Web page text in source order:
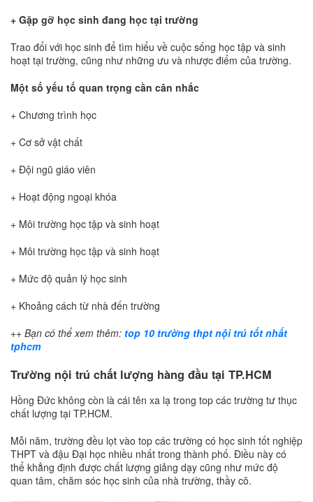
+ Gặp gỡ học sinh đang học tại trường
Trao đổi với học sinh để tìm hiểu về cuộc sống học tập và sinh
hoạt tại trường, cũng như những ưu và nhược điểm của trường.
Một số yếu tố quan trọng cần cân nhắc
+ Chương trình học
+ Cơ sở vật chất
+ Đội ngũ giáo viên
+ Hoạt động ngoại khóa
+ Môi trường học tập và sinh hoạt
+ Môi trường học tập và sinh hoạt
+ Mức độ quản lý học sinh
+ Khoảng cách từ nhà đến trường
++ Bạn có thể xem thêm: top 10 trường thpt nội trú tốt nhất
tphcm
Trường nội trú chất lượng hàng đầu tại TP.HCM
Hồng Đức không còn là cái tên xa lạ trong top các trường tư thục
chất lượng tại TP.HCM.
Mỗi năm, trường đều lọt vào top các trường có học sinh tốt nghiệp
THPT và đậu Đại học nhiều nhất trong thành phố. Điều này có
thể khẳng định được chất lượng giảng dạy cũng như mức độ
quan tâm, chăm sóc học sinh của nhà trường, thầy cô.